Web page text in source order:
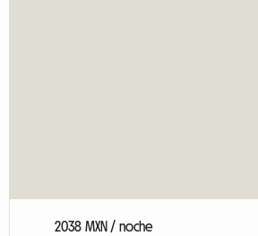
2038 MXN / noche